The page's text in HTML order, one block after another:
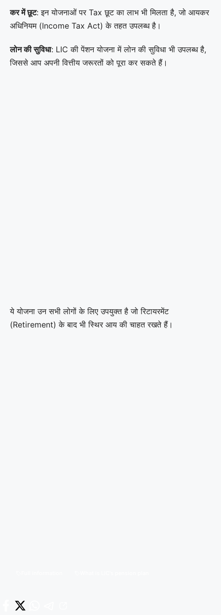
कर में छूट: इन योजनाओं पर Tax छूट का लाभ भी मिलता है, जो आयकर
अधिनियम (Income Tax Act) के तहत उपलब्ध है।
लोन की सुविधा: LIC की पेंशन योजना में लोन की सुविधा भी उपलब्ध है,
जिससे आप अपनी वित्तीय जरूरतों को पूरा कर सकते हैं।
ये योजना उन सभी लोगों के लिए उपयुक्त है जो रिटायरमेंट
(Retirement) के बाद भी स्थिर आय की चाहत रखते हैं।